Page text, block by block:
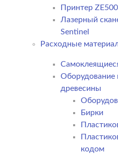
Принтер ZE500
Лазерный
Sentinel
Расходные
Оборудование
древесины
Бирки
кодом